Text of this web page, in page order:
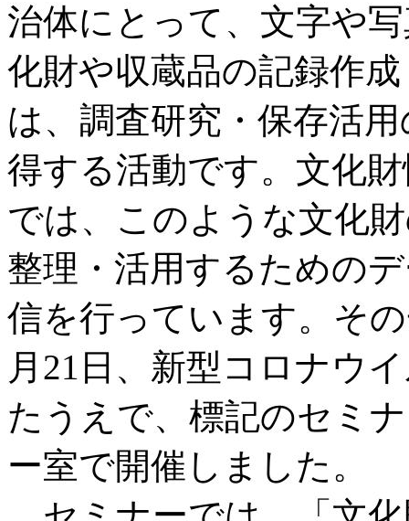
治体にとって、文字や
化財や収蔵品の記録作
は、調査研究・保存活
得する活動です。文化
では、このような文化
整理・活用するための
信を行っています。そ
月21日、新型コロナウ
たうえで、標記のセミ
ー室で開催しました。